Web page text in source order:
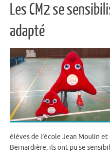
Les CM2 se
adapté
élèves de l’école Jean Moulin
Bernardière, ils ont pu se